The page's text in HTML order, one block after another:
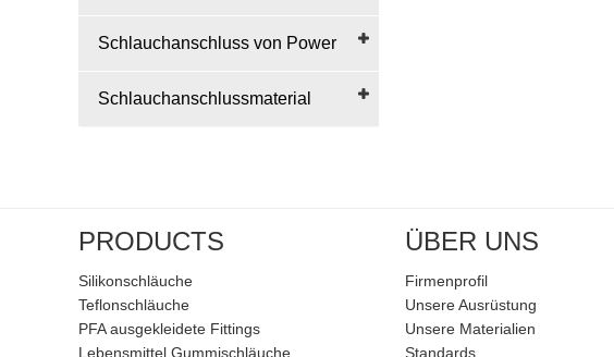
Schlauchanschluss von Power
Schlauchanschlussmaterial
PRODUCTS
Silikonschläuche
Teflonschläuche
PFA ausgekleidete Fittings
Lebensmittel Gummischläuche
ÜBER UNS
Firmenprofil
Unsere Ausrüstung
Unsere Materialien
Standards